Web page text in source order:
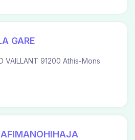
GARE
VAILLANT 91200 Athis-Mons